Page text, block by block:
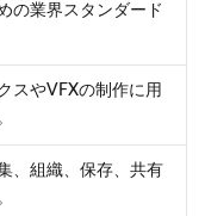
の業界スタンダード
スやVFXの制作に用
、組織、保存、共有